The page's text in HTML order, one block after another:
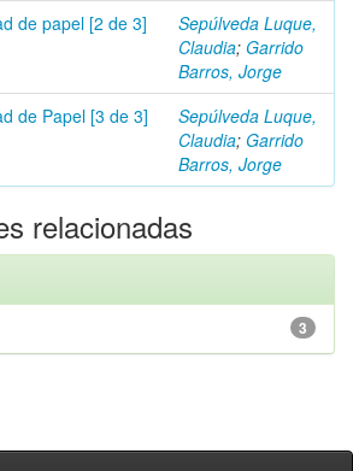
de papel [2 de 3]
Sepúlveda Luque,
Claudia; Garrido
Barros, Jorge
de Papel [3 de 3]
Sepúlveda Luque,
Claudia; Garrido
Barros, Jorge
relacionadas
3